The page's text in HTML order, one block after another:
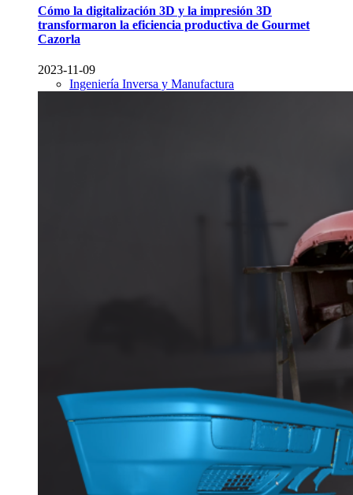
Cómo la digitalización 3D y la impresión 3D
transformaron la eficiencia productiva de Gourmet
Cazorla
2023-11-09
Ingeniería Inversa y Manufactura